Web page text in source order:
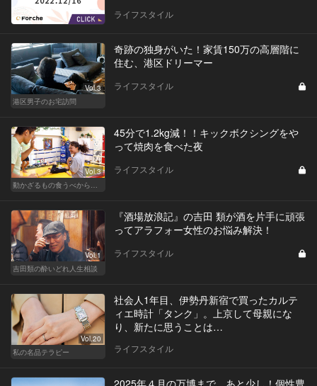
ライフスタイル
Vol.3
港区男子のお宅訪問
奇跡の独身がいた！家賃150万の高層階に
住む、港区ドリーマー
ライフスタイル
Vol.3
動かざるもの食うべからず！食べるの大好き編集部員のダイエット体験記
45分で1.2kg減！！キックボクシングをや
って焼肉を食べた夜
ライフスタイル
Vol.1
吉田類の酔いどれ人生相談
『酒場放浪記』の吉田 類が酒を片手に頑張
ってアラフォー女性のお悩み解決！
ライフスタイル
Vol.20
私の名品テラピー
社会人1年目、伊勢丹新宿で買ったカルテ
ィエ時計「タンク」。上京して母親にな
り、新たに思うことは…
ライフスタイル
2025年４月の万博まで、あと少し！個性豊